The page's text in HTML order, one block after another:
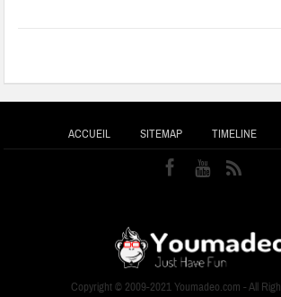
ACCUEIL SITEMAP TIMELINE
Copyright © 2009-2021 Youmadeo.com - All